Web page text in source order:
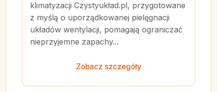
klimatyzacji Czystyukład.pl, przygotowane
z myślą o uporządkowanej pielęgnacji
układów wentylacji, pomagają ograniczać
nieprzyjemne zapachy...
Zobacz szczegóły